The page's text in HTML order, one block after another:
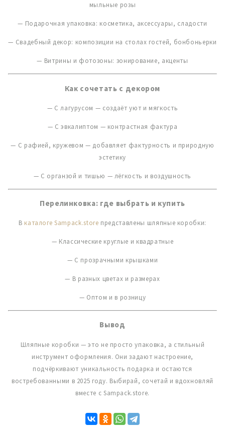
мыльные розы
— Подарочная упаковка: косметика, аксессуары, сладости
— Свадебный декор: композиции на столах гостей, бонбоньерки
— Витрины и фотозоны: зонирование, акценты
Как сочетать с декором
— С лагурусом — создаёт уют и мягкость
— С эвкалиптом — контрастная фактура
— С рафией, кружевом — добавляет фактурность и природную
эстетику
— С органзой и тишью — лёгкость и воздушность
Перелинковка: где выбрать и купить
В каталоге Sampack.store представлены шляпные коробки:
— Классические круглые и квадратные
— С прозрачными крышками
— В разных цветах и размерах
— Оптом и в розницу
Вывод
Шляпные коробки — это не просто упаковка, а стильный
инструмент оформления. Они задают настроение,
подчёркивают уникальность подарка и остаются
востребованными в 2025 году. Выбирай, сочетай и вдохновляй
вместе с Sampack.store.